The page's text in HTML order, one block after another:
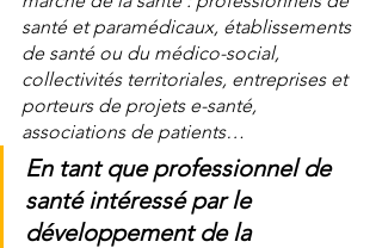
santé et paramédicaux, établissements
de santé ou du médico-social,
collectivités territoriales, entreprises et
porteurs de projets e-santé,
associations de patients…
En tant que professionnel de
santé intéressé par le
développement de la